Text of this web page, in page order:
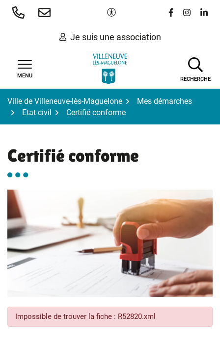
Aller
Paramètres d'accessibilité
Lien vers le
Lien vers
Lien
Je suis une association
MENU
RECHERCHE
Ville de Villeneuve-lès-Maguelone
Mes démarches
Etat civil
Certifié conforme
Certifié conforme
Impossible de trouver la fiche : R52820.xml